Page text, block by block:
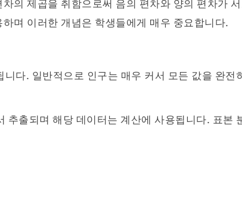
의 제곱을 취함으로써 음의 편차와 양의 편차가 서
며 이러한 개념은 학생들에게 매우 중요합니다.
다. 일반적으로 인구는 매우 커서 모든 값을 완전
출되며 해당 데이터는 계산에 사용됩니다. 표본